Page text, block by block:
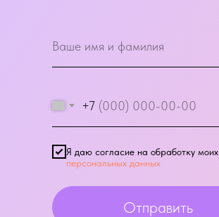
+7
Я даю согласие на обработку моих
персональных данных
Отправить